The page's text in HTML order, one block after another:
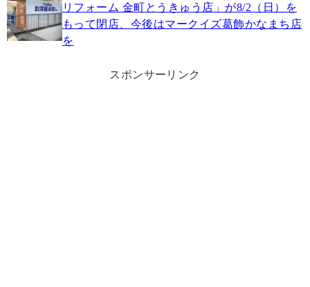
リフォーム 金町とうきゅう店」が8/2（日）を
もって閉店、今後はマークイズ葛飾かなまち店
を
スポンサーリンク